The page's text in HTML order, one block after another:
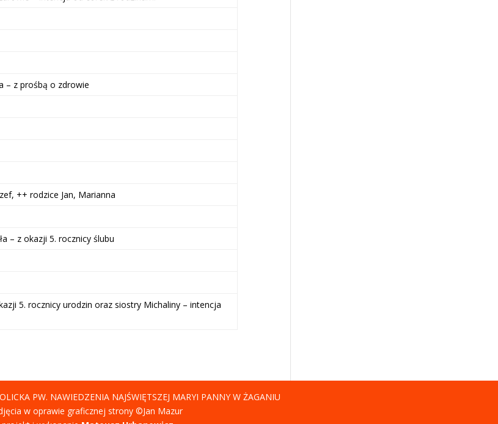
– z prośbą o zdrowie
++ rodzice Jan, Marianna
– z okazji 5. rocznicy ślubu
5. rocznicy urodzin oraz siostry Michaliny – intencja
PW. NAWIEDZENIA NAJŚWIĘTSZEJ MARYI PANNY W ŻAGANIU
w oprawie graficznej strony ©Jan Mazur